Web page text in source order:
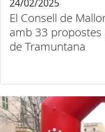
El Consell de
amb 33 propostes
de Tramuntana
24/02/2025